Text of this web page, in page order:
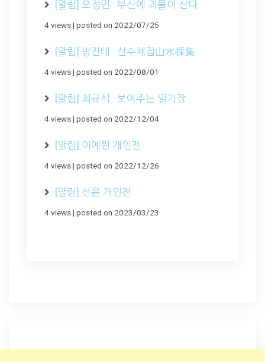
[알림] 오정민 : 부산에 괴물이 산다.
4 views| posted on 2022/07/25
[알림] 방진태 : 산수채집山水採集
4 views| posted on 2022/08/01
[알림] 최규식 : 보여주는 일기장
4 views| posted on 2022/12/04
[알림] 이예린 개인전
4 views| posted on 2022/12/26
[알림] 선윤 개인전
4 views| posted on 2023/03/23